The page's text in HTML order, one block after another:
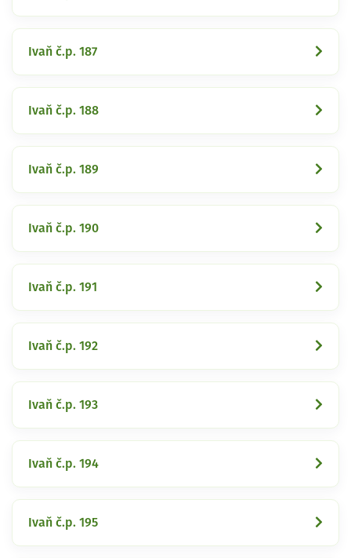
Ivaň č.p. 187
Ivaň č.p. 188
Ivaň č.p. 189
Ivaň č.p. 190
Ivaň č.p. 191
Ivaň č.p. 192
Ivaň č.p. 193
Ivaň č.p. 194
Ivaň č.p. 195